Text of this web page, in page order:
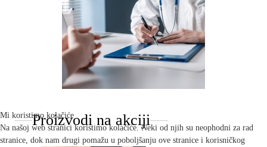
Proizvodi na akciji
Mi koristimo kolačiće
Na našoj web stranici koristimo kolačiće. Neki od njih su neophodni za rad
stranice, dok nam drugi pomažu u poboljšanju ove stranice i korisničkog